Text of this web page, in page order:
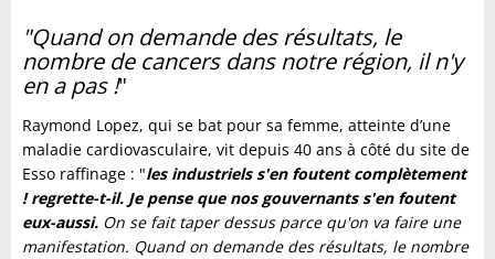
"Quand on demande des résultats, le
nombre de cancers dans notre région, il n'y
en a pas !"
Raymond Lopez, qui se bat pour sa femme, atteinte d’une
maladie cardiovasculaire, vit depuis 40 ans à côté du site de
Esso raffinage : "les industriels s'en foutent complètement
! regrette-t-il. Je pense que nos gouvernants s'en foutent
eux-aussi. On se fait taper dessus parce qu'on va faire une
manifestation. Quand on demande des résultats, le nombre